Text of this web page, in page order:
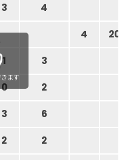
3 4
4 20
1 3
0 2
3 6
2 2
ます